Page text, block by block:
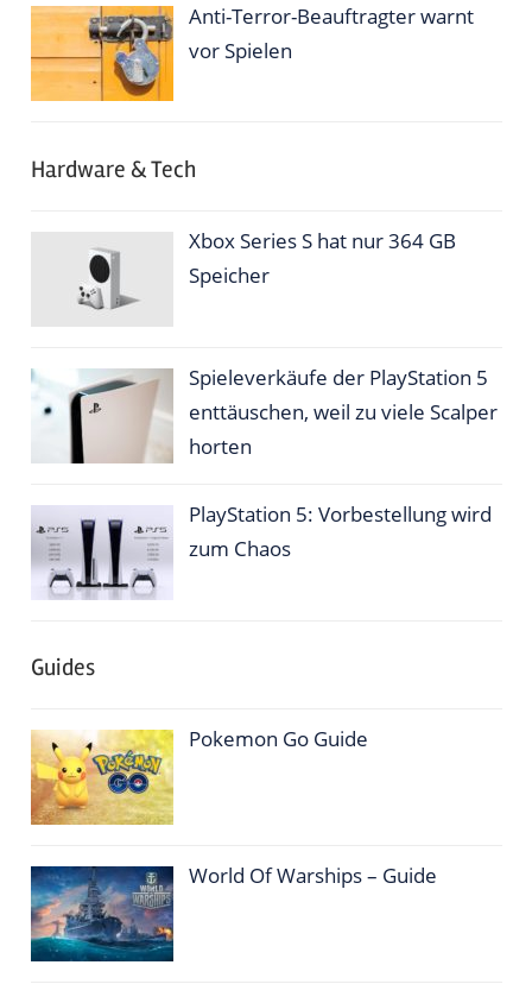
Anti-Terror-Beauftragter warnt
vor Spielen
Hardware & Tech
Xbox Series S hat nur 364 GB
Speicher
Spieleverkäufe der PlayStation 5
enttäuschen, weil zu viele Scalper
horten
PlayStation 5: Vorbestellung wird
zum Chaos
Guides
Pokemon Go Guide
World Of Warships – Guide